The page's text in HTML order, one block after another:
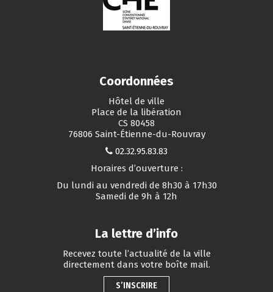
Coordonnées
Hôtel de ville
Place de la libération
CS 80458
76806 Saint-Étienne-du-Rouvray
02.32.95.83.83
Horaires d’ouverture :
Du lundi au vendredi de 8h30 à 17h30
Samedi de 9h à 12h
La lettre d’info
Recevez toute l’actualité de la ville
directement dans votre boîte mail.
S’INSCRIRE